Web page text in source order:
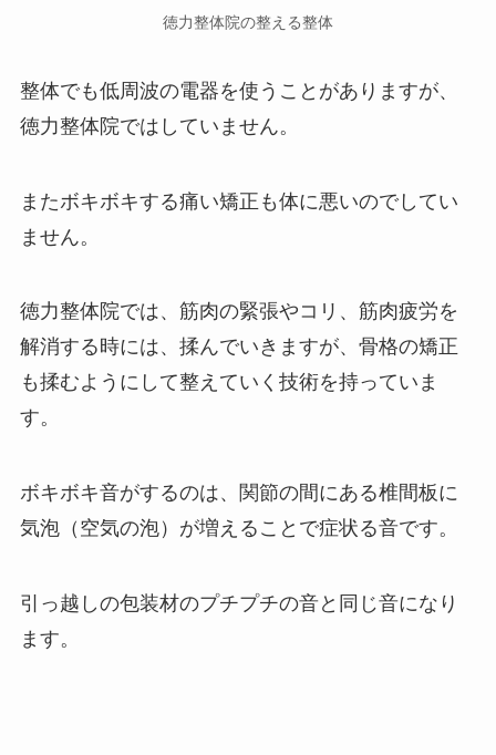
徳力整体院の整える整体
整体でも低周波の電器を使うことがありますが、
徳力整体院ではしていません。
またボキボキする痛い矯正も体に悪いのでしてい
ません。
徳力整体院では、筋肉の緊張やコリ、筋肉疲労を
解消する時には、揉んでいきますが、骨格の矯正
も揉むようにして整えていく技術を持っていま
す。
ボキボキ音がするのは、関節の間にある椎間板に
気泡（空気の泡）が増えることで症状る音です。
引っ越しの包装材のプチプチの音と同じ音になり
ます。